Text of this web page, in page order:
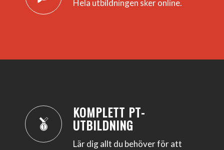
Hela utbildningen sker online.
KOMPLETT PT-
UTBILDNING
Lär dig allt du behöver för att